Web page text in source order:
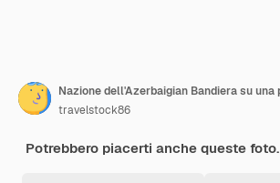
travelstock86
Potrebbero piacerti anche queste foto.